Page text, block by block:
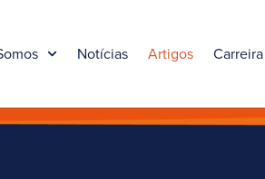
Notícias Artigos Carreira